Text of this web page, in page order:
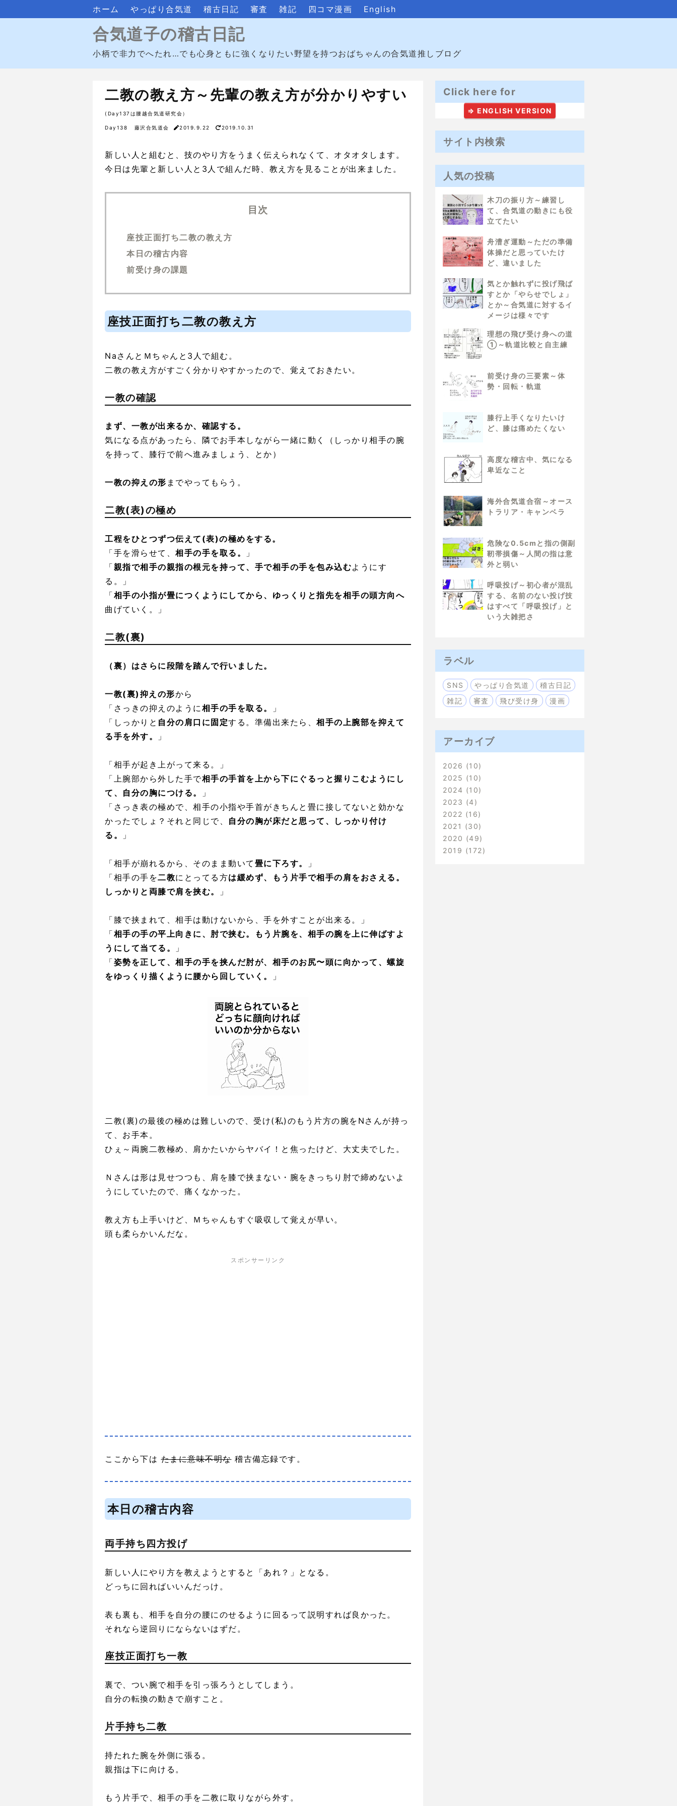
ホーム やっぱり合気道 稽古日記 審査 雑記 四コマ漫画 English
合気道子の稽古日記
小柄で非力でへたれ…でも心身ともに強くなりたい野望を持つおばちゃんの合気道推しブログ
二教の教え方～先輩の教え方が分かりやすい
(Day137は腰越合気道研究会）
Day138 藤沢合気道会 2019.9.22 2019.10.31
新しい人と組むと、技のやり方をうまく伝えられなくて、オタオタします。
今日は先輩と新しい人と3人で組んだ時、教え方を見ることが出来ました。
目次
座技正面打ち二教の教え方
本日の稽古内容
前受け身の課題
座技正面打ち二教の教え方
NaさんとＭちゃんと3人で組む。
二教の教え方がすごく分かりやすかったので、覚えておきたい。
一教の確認
まず、一教が出来るか、確認する。
気になる点があったら、隣でお手本しながら一緒に動く（しっかり相手の腕
を持って、膝行で前へ進みましょう、とか）
一教の抑えの形 までやってもらう。
二教(表)の極め
工程をひとつずつ伝えて(表)の極めをする。
「手を滑らせて、 相手の手を取る。
」
「親指で相手の親指の根元を持って、手で相手の手を包み込むようにす
る。」
「相手の小指が畳につくようにしてから、ゆっくりと指先を相手の頭方向へ
曲げていく。」
二教(裏)
（裏）はさらに段階を踏んで行いました。
一教(裏)抑えの形から
「さっきの抑えのように 相手の手を取る。
」
「しっかりと 自分の肩口に固定する。準備出来たら、 相手の上腕部を抑えて
る手を外す。
」
「相手が起き上がって来る。」
「上腕部から外した手で相手の手首を上から下にぐるっと握りこむようにし
て、自分の胸につける。
」
「さっき表の極めで、相手の小指や手首がきちんと畳に接してないと効かな
かったでしょ？それと同じで、 自分の胸が床だと思って、しっかり付け
る。
」
「相手が崩れるから、そのまま動いて 畳に下ろす。
」
「相手の手を二教にとってる方は緩めず、もう片手で相手の肩をおさえる。
しっかりと両膝で肩を挟む。
」
「膝で挟まれて、相手は動けないから、手を外すことが出来る。」
「相手の手の平上向きに、肘で挟む。もう片腕を、相手の腕を上に伸ばすよ
うにして当てる。
」
「姿勢を正して、相手の手を挟んだ肘が、相手のお尻〜頭に向かって、螺旋
をゆっくり描くように腰から回していく。
」
二教(裏)の最後の極めは難しいので、受け(私)のもう片方の腕をNさんが持っ
て、お手本。
ひぇ～両腕二教極め、肩かたいからヤバイ！と焦ったけど、大丈夫でした。
Ｎさんは形は見せつつも、肩を膝で挟まない・腕をきっちり肘で締めないよ
うにしていたので、痛くなかった。
教え方も上手いけど、Ｍちゃんもすぐ吸収して覚えが早い。
頭も柔らかいんだな。
スポンサーリンク
ここから下はたまに意味不明な稽古備忘録です。
本日の稽古内容
両手持ち四方投げ
新しい人にやり方を教えようとすると「あれ？」となる。
どっちに回ればいいんだっけ。
表も裏も、相手を自分の腰にのせるように回るって説明すれば良かった。
それなら逆回りにならないはずだ。
座技正面打ち一教
裏で、つい腕で相手を引っ張ろうとしてしまう。
自分の転換の動きで崩すこと。
片手持ち二教
持たれた腕を外側に張る。
親指は下に向ける。
もう片手で、相手の手を二教に取りながら外す。
Click here for
⇒ ENGLISH VERSION
サイト内検索
人気の投稿
木刀の振り方～練習し
て、合気道の動きにも役
立てたい
舟漕ぎ運動～ただの準備
体操だと思っていたけ
ど、違いました
気とか触れずに投げ飛ば
すとか「やらせでしょ」
とか～合気道に対するイ
メージは様々です
理想の飛び受け身への道
①～軌道比較と自主練
前受け身の三要素～体
勢・回転・軌道
膝行上手くなりたいけ
ど、膝は痛めたくない
高度な稽古中、気になる
卑近なこと
海外合気道合宿～オース
トラリア・キャンベラ
危険な0.5cmと指の側副
靭帯損傷～人間の指は意
外と弱い
呼吸投げ～初心者が混乱
する、名前のない投げ技
はすべて「呼吸投げ」と
いう大雑把さ
ラベル
SNS やっぱり合気道
稽古日記
雑記
審査 飛び受け身 漫画
アーカイブ
2026
10
2025
10
2024
10
2023
4
2022
16
2021
30
2020
49
2019
172